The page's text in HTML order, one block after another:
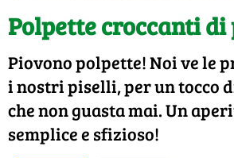
Polpette croccanti
Piovono polpette! Noi ve le
i nostri piselli, per un tocco
che non guasta mai. Un
semplice e sfizioso!